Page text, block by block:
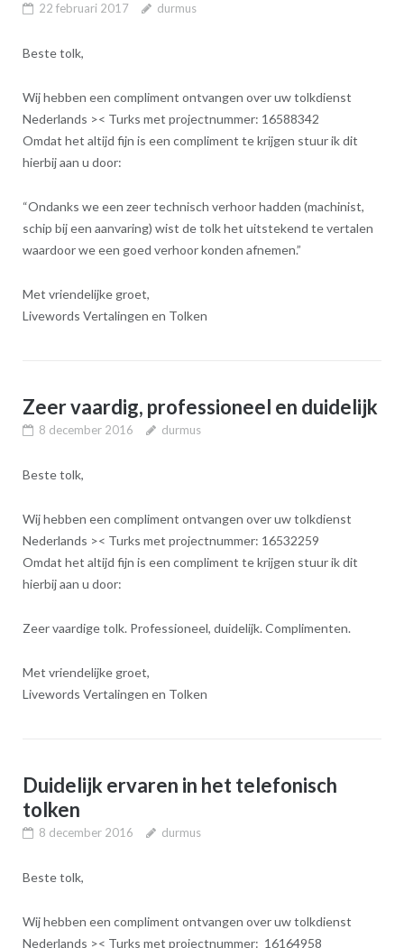
22 februari 2017 durmus
Beste tolk,
Wij hebben een compliment ontvangen over uw tolkdienst
Nederlands >< Turks met projectnummer: 16588342
Omdat het altijd fijn is een compliment te krijgen stuur ik dit
hierbij aan u door:
“Ondanks we een zeer technisch verhoor hadden (machinist,
schip bij een aanvaring) wist de tolk het uitstekend te vertalen
waardoor we een goed verhoor konden afnemen.”
Met vriendelijke groet,
Livewords Vertalingen en Tolken
Zeer vaardig, professioneel en duidelijk
8 december 2016 durmus
Beste tolk,
Wij hebben een compliment ontvangen over uw tolkdienst
Nederlands >< Turks met projectnummer: 16532259
Omdat het altijd fijn is een compliment te krijgen stuur ik dit
hierbij aan u door:
Zeer vaardige tolk. Professioneel, duidelijk. Complimenten.
Met vriendelijke groet,
Livewords Vertalingen en Tolken
Duidelijk ervaren in het telefonisch
tolken
8 december 2016 durmus
Beste tolk,
Wij hebben een compliment ontvangen over uw tolkdienst
Nederlands >< Turks met projectnummer: 16164958